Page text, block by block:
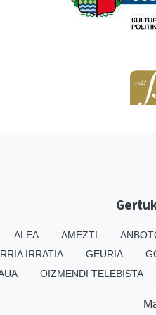
ALEA AMEZTI
IRRATIA GEURIA
OIZMENDI TELEBISTA